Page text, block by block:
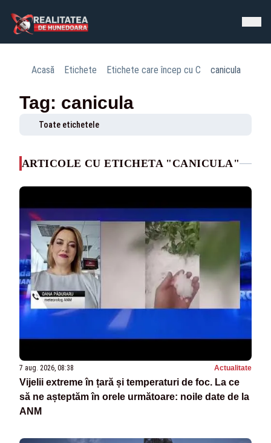
Acasă Etichete Etichete care încep cu C canicula
Tag: canicula
Toate etichetele
ARTICOLE CU ETICHETA "CANICULA"
7 aug. 2026, 08:38 Actualitate
Vijelii extreme în țară și temperaturi de foc. La ce
să ne așteptăm în orele următoare: noile date de la
ANM